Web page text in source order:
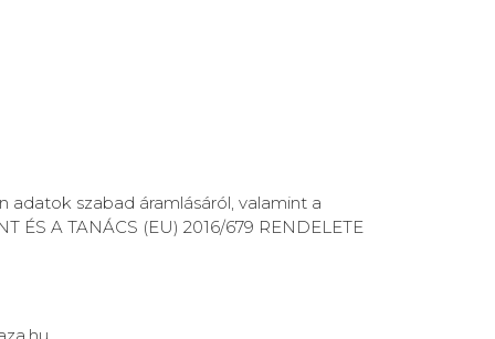
szabad áramlásáról, valamint a
A TANÁCS (EU) 2016/679 RENDELETE